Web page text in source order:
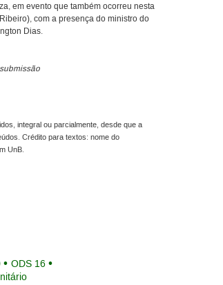
em evento que também ocorreu nesta
com a presença do ministro do
Dias.
integral ou parcialmente, desde que a
Crédito para textos: nome do
UnB.
ODS 16